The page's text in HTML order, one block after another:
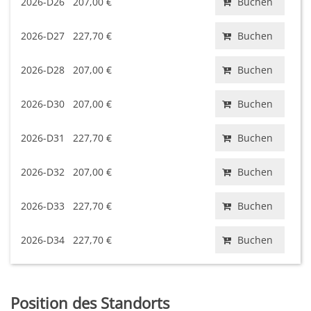
2026-D27 227,70 € Buchen
2026-D28 207,00 € Buchen
2026-D30 207,00 € Buchen
2026-D31 227,70 € Buchen
2026-D32 207,00 € Buchen
2026-D33 227,70 € Buchen
2026-D34 227,70 € Buchen
Position des Standorts